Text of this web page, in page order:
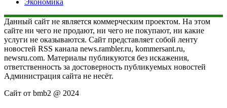
Данный сайт не является коммерческим проектом. На этом
сайте ни чего не продают, ни чего не покупают, ни какие
услуги не оказываются. Сайт представляет собой ленту
новостей RSS канала news.rambler.ru, kommersant.ru,
newsru.com. Материалы публикуются без искажения,
ответственность за достоверность публикуемых новостей
Администрация сайта не несёт.
Сайт от bmb2 @ 2024